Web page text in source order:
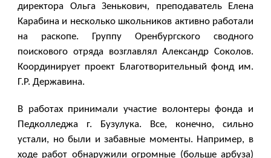
директора Ольга Зенькович, преподаватель Елена
Карабина и несколько школьников активно работали
на раскопе. Группу Оренбургского сводного
поискового отряда возглавлял Александр Соколов.
Координирует проект Благотворительный фонд им.
Г.Р. Державина.
В работах принимали участие волонтеры фонда и
Педколледжа г. Бузулука. Все, конечно, сильно
устали, но были и забавные моменты. Например, в
ходе работ обнаружили огромные (больше арбуза)